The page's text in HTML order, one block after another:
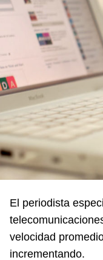
El periodista
velocidad
incrementando.